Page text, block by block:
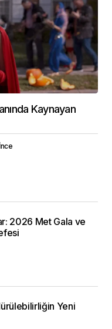
Kaynayan
2026 Met Gala ve
Yeni